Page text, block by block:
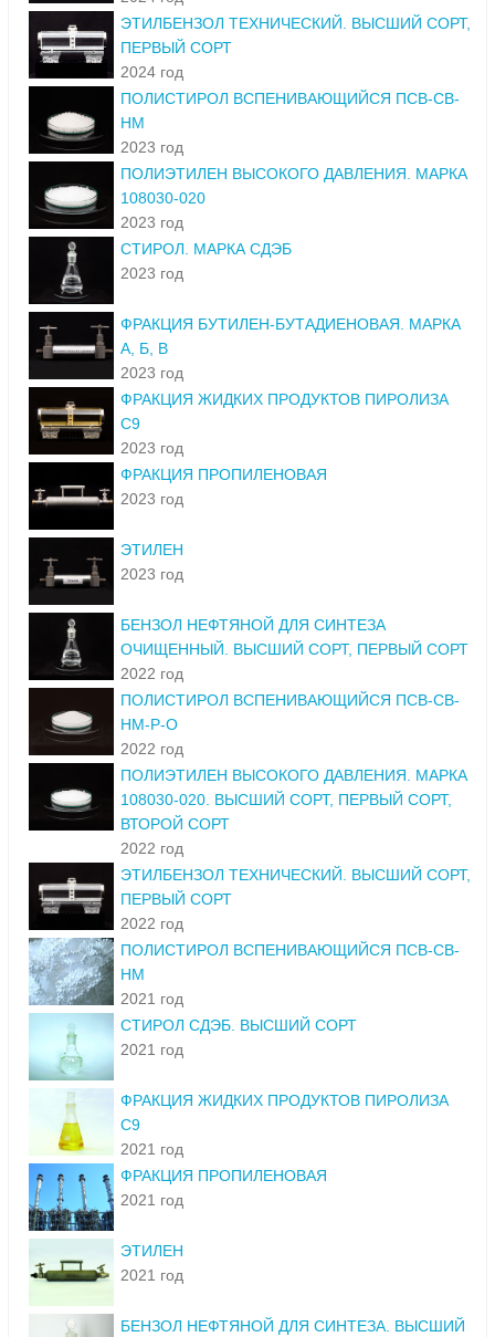
ЭТИЛБЕНЗОЛ ТЕХНИЧЕСКИЙ. ВЫСШИЙ СОРТ,
ПЕРВЫЙ СОРТ
2024 год
ПОЛИСТИРОЛ ВСПЕНИВАЮЩИЙСЯ ПСВ-СВ-
НМ
2023 год
ПОЛИЭТИЛЕН ВЫСОКОГО ДАВЛЕНИЯ. МАРКА
108030-020
2023 год
СТИРОЛ. МАРКА СДЭБ
2023 год
ФРАКЦИЯ БУТИЛЕН-БУТАДИЕНОВАЯ. МАРКА
А, Б, В
2023 год
ФРАКЦИЯ ЖИДКИХ ПРОДУКТОВ ПИРОЛИЗА
С9
2023 год
ФРАКЦИЯ ПРОПИЛЕНОВАЯ
2023 год
ЭТИЛЕН
2023 год
БЕНЗОЛ НЕФТЯНОЙ ДЛЯ СИНТЕЗА
ОЧИЩЕННЫЙ. ВЫСШИЙ СОРТ, ПЕРВЫЙ СОРТ
2022 год
ПОЛИСТИРОЛ ВСПЕНИВАЮЩИЙСЯ ПСВ-СВ-
НМ-Р-О
2022 год
ПОЛИЭТИЛЕН ВЫСОКОГО ДАВЛЕНИЯ. МАРКА
108030-020. ВЫСШИЙ СОРТ, ПЕРВЫЙ СОРТ,
ВТОРОЙ СОРТ
2022 год
ЭТИЛБЕНЗОЛ ТЕХНИЧЕСКИЙ. ВЫСШИЙ СОРТ,
ПЕРВЫЙ СОРТ
2022 год
ПОЛИСТИРОЛ ВСПЕНИВАЮЩИЙСЯ ПСВ-СВ-
НМ
2021 год
СТИРОЛ СДЭБ. ВЫСШИЙ СОРТ
2021 год
ФРАКЦИЯ ЖИДКИХ ПРОДУКТОВ ПИРОЛИЗА
С9
2021 год
ФРАКЦИЯ ПРОПИЛЕНОВАЯ
2021 год
ЭТИЛЕН
2021 год
БЕНЗОЛ НЕФТЯНОЙ ДЛЯ СИНТЕЗА. ВЫСШИЙ